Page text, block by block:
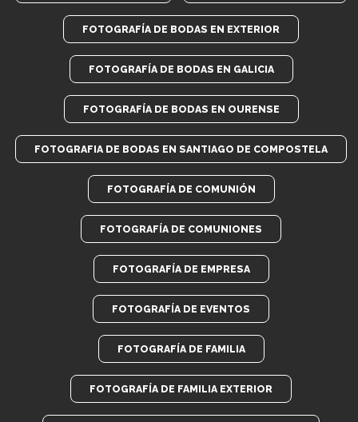
FOTOGRAFÍA DE BODAS EN EXTERIOR
FOTOGRAFÍA DE BODAS EN GALICIA
FOTOGRAFÍA DE BODAS EN OURENSE
FOTOGRAFIA DE BODAS EN SANTIAGO DE COMPOSTELA
FOTOGRAFÍA DE COMUNIÓN
FOTOGRAFÍA DE COMUNIONES
FOTOGRAFÍA DE EMPRESA
FOTOGRAFÍA DE EVENTOS
FOTOGRAFÍA DE FAMILIA
FOTOGRAFÍA DE FAMILIA EXTERIOR